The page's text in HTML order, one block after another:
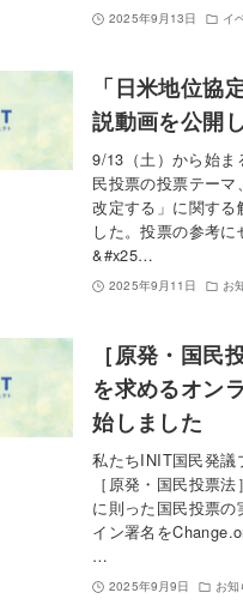
2025年9月13日 イ
「日米地位協
説動画を公開
9/13（土）から始ま
民投票の投票テー
改定する」に関する
した。投票の参考に
&#x25…
2025年9月11日 お
［原発・国民
を求めるオン
始しました
私たちINIT国民発議
［原発・国民投票
に則った国民投票の
イン署名を
…
2025年9月9日 お知